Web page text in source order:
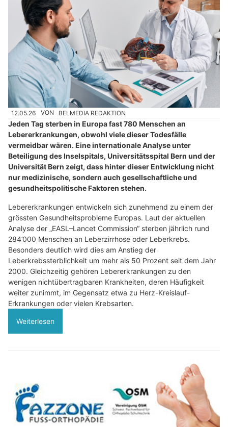
12.05.26 VON BELMEDIA REDAKTION
Jeden Tag sterben in Europa fast 780 Menschen an
Lebererkrankungen, obwohl viele dieser Todesfälle
vermeidbar wären. Eine internationale Analyse unter
Beteiligung des Inselspitals, Universitätsspital Bern und der
Universität Bern zeigt, dass hinter dieser Entwicklung nicht
nur medizinische, sondern auch gesellschaftliche und
gesundheitspolitische Faktoren stehen.
Lebererkrankungen entwickeln sich zunehmend zu einem der
grössten Gesundheitsprobleme Europas. Laut der aktuellen
Analyse der „EASL–Lancet Commission“ sterben jährlich rund
284’000 Menschen an Leberzirrhose oder Leberkrebs.
Besonders deutlich wird dies am Anstieg der
Leberkrebssterblichkeit um mehr als 50 Prozent seit dem Jahr
2000. Gleichzeitig gehören Lebererkrankungen zu den
wenigen nichtübertragbaren Krankheiten, deren Häufigkeit
weiter zunimmt, im Gegensatz etwa zu Herz-Kreislauf-
Erkrankungen oder vielen Krebsarten.
Weiterlesen